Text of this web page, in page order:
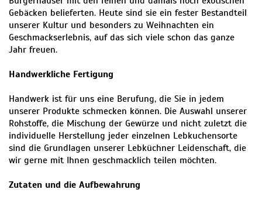
Gebäcken belieferten. Heute sind sie ein fester Bestandteil
unserer Kultur und besonders zu Weihnachten ein
Geschmackserlebnis, auf das sich viele schon das ganze
Jahr freuen.
Handwerkliche Fertigung
Handwerk ist für uns eine Berufung, die Sie in jedem
unserer Produkte schmecken können. Die Auswahl unserer
Rohstoffe, die Mischung der Gewürze und nicht zuletzt die
individuelle Herstellung jeder einzelnen Lebkuchensorte
sind die Grundlagen unserer Lebküchner Leidenschaft, die
wir gerne mit Ihnen geschmacklich teilen möchten.
Zutaten und die Aufbewahrung